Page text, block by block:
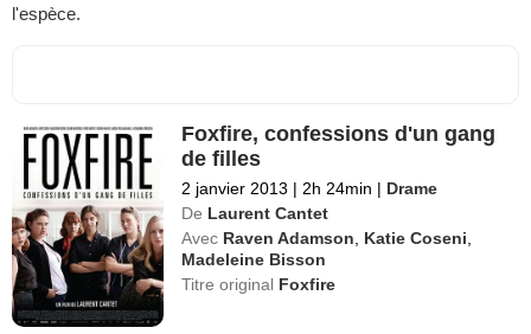
l'espèce.
Foxfire, confessions d'un gang
de filles
2 janvier 2013 | 2h 24min | Drame
De Laurent Cantet
Avec Raven Adamson Katie Coseni
Madeleine Bisson
Titre original Foxfire